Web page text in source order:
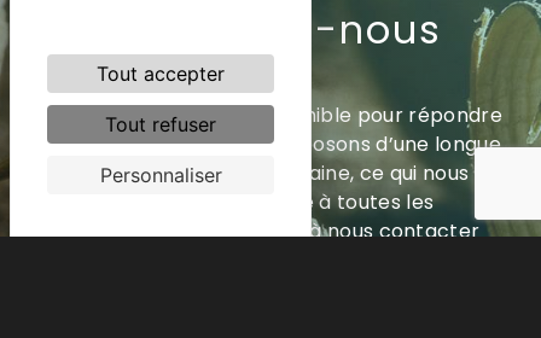
Tout accepter
Tout refuser
Personnaliser
Contactez-nous
Notre équipe se tient disponible pour répondre
à toute demande. Nous disposons d’une longue
expérience dans le domaine, ce qui nous
permet de faire face à toutes les
demandes. N'hésitez pas à nous contacter